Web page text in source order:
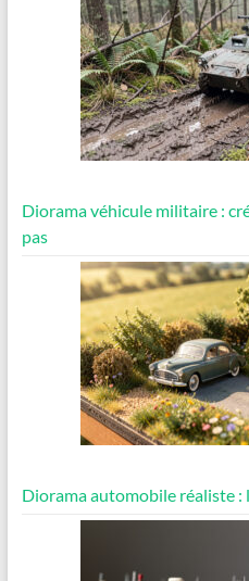
Diorama véhicule militaire :
pas
Diorama automobile réaliste :